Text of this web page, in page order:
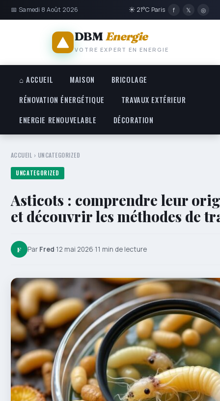
📅 Samedi 8 Août 2026 ☀ 21°C Paris f 𝕏 ◎
DBMEnergie
VOTRE EXPERT EN ENERGIE
⌂ ACCUEIL MAISON
BRICOLAGE
RÉNOVATION ÉNERGÉTIQUE
TRAVAUX EXTÉRIEUR
ENERGIE RENOUVELABLE
DÉCORATION
ACCUEIL › UNCATEGORIZED
UNCATEGORIZED
Asticots : comprendre leur
et découvrir les méthodes de
F Par Fred·12 mai 2026·11 min de lecture